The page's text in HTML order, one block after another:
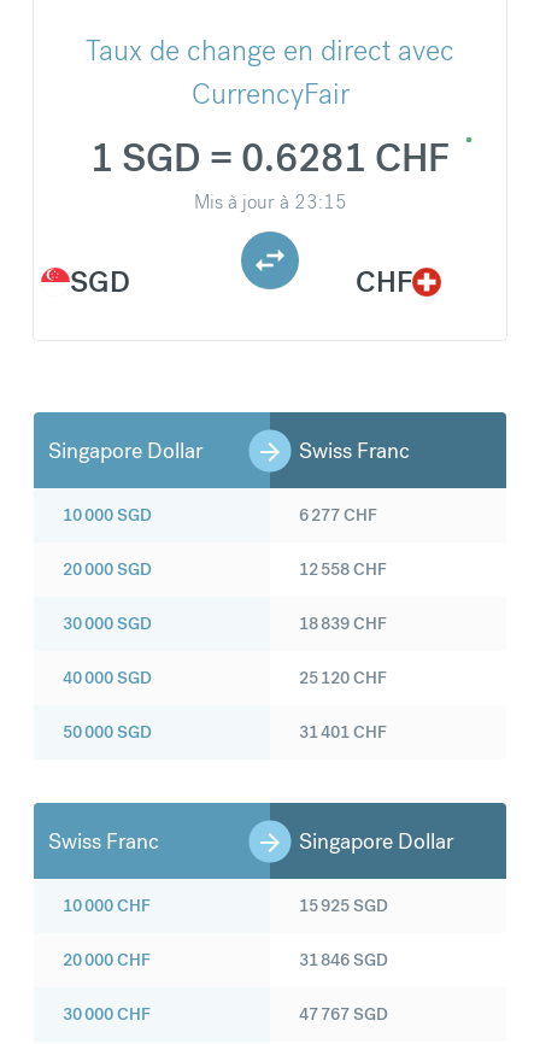
Taux de change en direct avec
CurrencyFair
SGD
1 SGD = 0.6281 CHF
Mis à jour à 23:15
CHF
Singapore Dollar Swiss Franc
10 000SGD
20 000SGD
30 000SGD
40 000SGD
50 000SGD
6 277CHF
12 558CHF
18 839CHF
25 120CHF
31 401CHF
Swiss Franc Singapore Dollar
10 000CHF
20 000CHF
30 000CHF
15 925SGD
31 846SGD
47 767SGD